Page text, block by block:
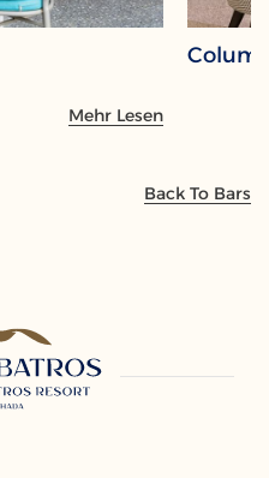
Mehr Lesen
Back To Bars